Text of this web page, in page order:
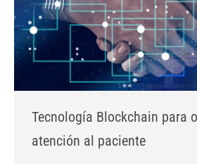
Tecnología Blockchain para
atención al paciente